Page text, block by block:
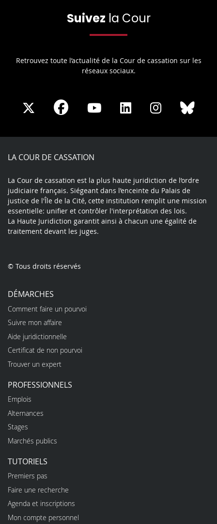
Suivez la Cour
Retrouvez toute l’actualité de la Cour de cassation sur les
réseaux sociaux.
Share
X
Share
Facebook
Share
Youtube
Share
LinkedIn
Share
Instagram
LA COUR DE CASSATION
La Cour de cassation est la plus haute juridiction de l’ordre
judiciaire français. Siégeant dans l’enceinte du Palais de
justice de l'Île de la Cité, cette institution remplit une mission
essentielle: unifier et contrôler l'interprétation des lois.
La Haute Juridiction garantit ainsi à chacun une égalité de
traitement devant les juges.
© Tous droits réservés
DÉMARCHES
Comment faire un pourvoi
Suivre mon affaire
Aide juridictionnelle
Certificat de non pourvoi
Trouver un expert
PROFESSIONNELS
Emplois
Alternances
Stages
Marchés publics
TUTORIELS
Premiers pas
Faire une recherche
Agenda et inscriptions
Mon compte personnel